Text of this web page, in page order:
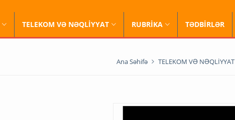
TELEKOM VƏ NƏQLİYYAT RUBRİKA TƏDBİRLƏR
Ana Səhifə TELEKOM VƏ NƏQLİYYAT